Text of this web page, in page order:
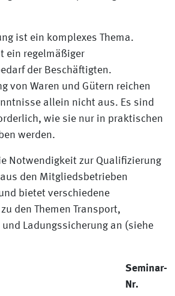
ist ein komplexes Thema.
ein regelmäßiger
der Beschäftigten.
von Waren und Gütern reichen
allein nicht aus. Es sind
wie sie nur in praktischen
werden.
Notwendigkeit zur Qualifizierung
den Mitgliedsbetrieben
bietet verschiedene
den Themen Transport,
Ladungssicherung an (siehe
Seminar-
Nr.